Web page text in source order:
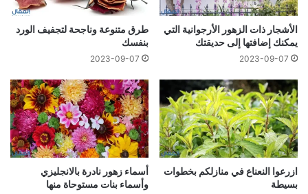
الأشجار ذات الزهور الأرجوانية التي
يمكنك إضافتها إلى حديقتك
2023-09-07
طرق متنوعة وناجحة لتجفيف الورد
بنفسك
2023-09-07
ازرعوا النعناع في منازلكم بخطوات
بسيطة
أسماء زهور نادرة بالانجليزي
وأسماء بنات مستوحاة منها